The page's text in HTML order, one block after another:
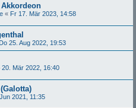
« Fr 17. Mär 2023, 14:58
Do 25. Aug 2022, 19:53
20. Mär 2022, 16:40
2021, 11:35